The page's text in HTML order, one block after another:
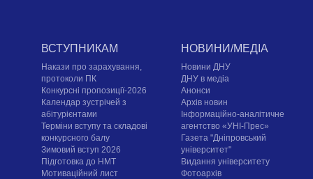
ВСТУПНИКАМ
Накази про зарахування,
протоколи ПК
Конкурсні пропозиції-2026
Календар зустрічей з
абітурієнтами
Терміни вступу та складові
конкурсного балу
Зимовий вступ 2026
Підготовка до НМТ
Мотиваційний лист
НОВИНИ/МЕДІА
Новини ДНУ
ДНУ в медіа
Анонси
Архів новин
Інформаційно-аналітичне
агентство «УНІ-Прес»
Газета "Дніпровський
університет"
Видання університету
Фотоархів